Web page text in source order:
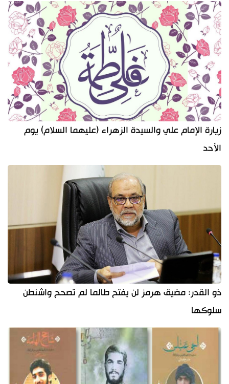
زيارة الإمام علي والسيدة الزهراء (عليهما السلام) يوم
الأحد
ذو القدر: مضيق هرمز لن يفتح طالما لم تصحح واشنطن
سلوكها